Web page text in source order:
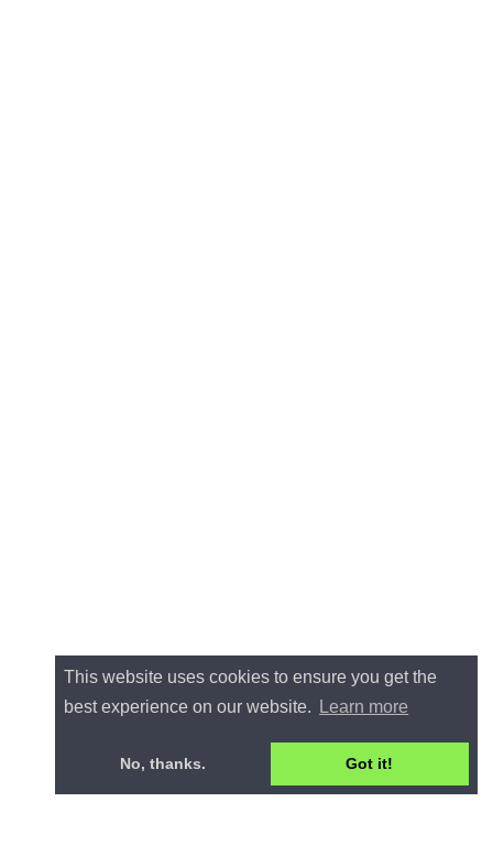
This website uses cookies to ensure you get the
best experience on our website.
Learn more
No, thanks. Got it!